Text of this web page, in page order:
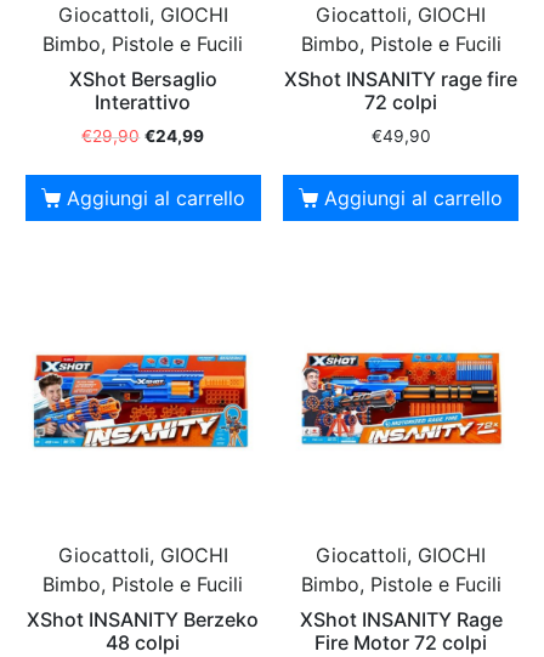
Giocattoli, GIOCHI
Bimbo, Pistole e Fucili
XShot Bersaglio
Interattivo
€29,90 €24,99
Aggiungi al carrello
Giocattoli, GIOCHI
Bimbo, Pistole e Fucili
XShot INSANITY rage fire
72 colpi
€49,90
Aggiungi al carrello
Giocattoli, GIOCHI
Bimbo, Pistole e Fucili
XShot INSANITY Berzeko
48 colpi
Giocattoli, GIOCHI
Bimbo, Pistole e Fucili
XShot INSANITY Rage
Fire Motor 72 colpi